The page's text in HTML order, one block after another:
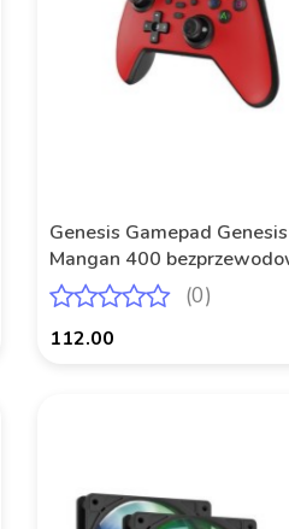
Genesis Gamepad Genesis
Mangan 400
PC/SWITCH/MOBILE
(0)
112.00